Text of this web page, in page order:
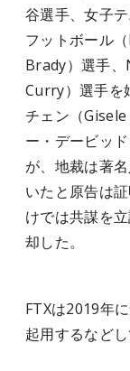
谷選手、女子
フットボール
Brady）選手
Curry）選手を
チェン（
ー・デービッ
が、地裁は著
いたと原告は
けでは共謀を
却した。
FTXは2019年
起用するなど